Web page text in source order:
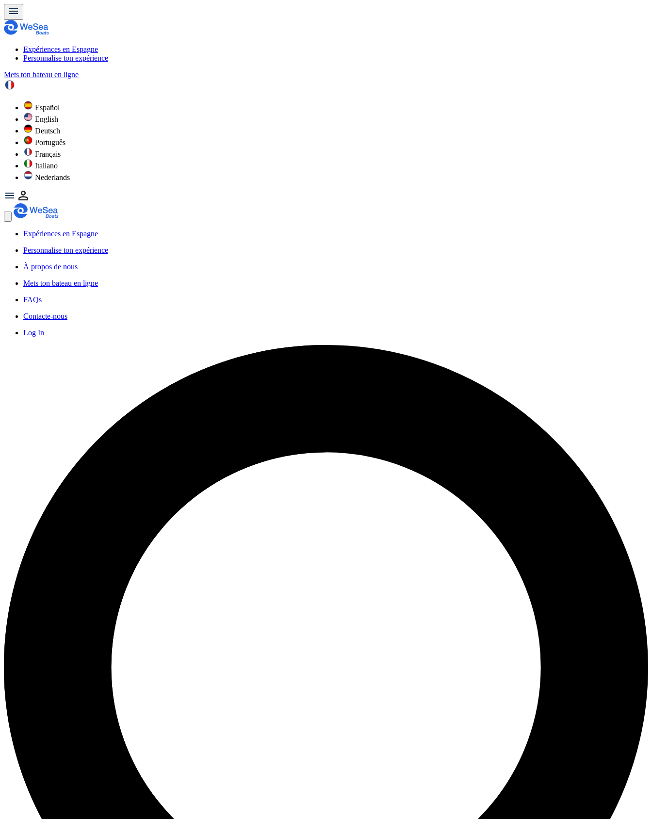
Expériences en Espagne
Personnalise ton expérience
Mets ton bateau en ligne
Español
English
Deutsch
Português
Français
Italiano
Nederlands
Expériences en Espagne
Personnalise ton expérience
À propos de nous
Mets ton bateau en ligne
FAQs
Contacte-nous
Log In